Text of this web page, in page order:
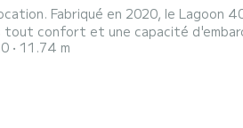
Fabriqué en 2020, le Lagoon
passer des vacances
11.74 m